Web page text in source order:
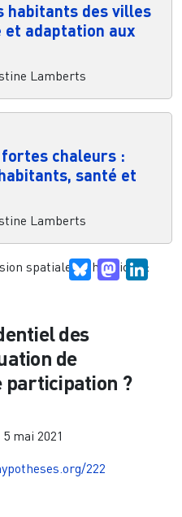
habitants des villes
adaptation aux
Lamberts
chaleurs :
santé et
Lamberts
spatiale du handicap :
BlueskyMastodon
des
de
participation ?
mai 2021
222